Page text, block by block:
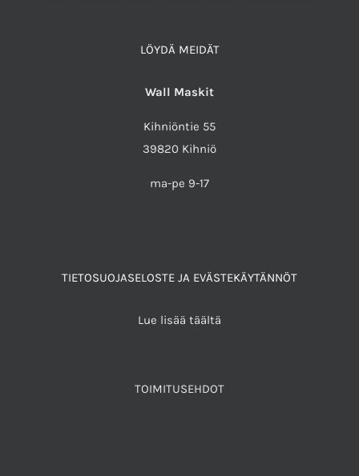
LÖYDÄ MEIDÄT
Wall Maskit
Kihniöntie 55
39820 Kihniö
ma-pe 9-17
TIETOSUOJASELOSTE JA EVÄSTEKÄYTÄNNÖT
Lue lisää täältä
TOIMITUSEHDOT